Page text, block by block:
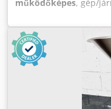
működőképes, gép/
DGUV tanúsítvánnyal
hossz:810 mm , teljes
1 610 mm
, bemeneti
típusa:
háromfázisú ,
minden világos/sötét
univerzális aprító"
Rozsdamentes acél